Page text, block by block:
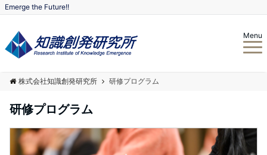
Emerge the Future!!
Menu
株式会社知識創発研究所 研修プログラム
研修プログラム